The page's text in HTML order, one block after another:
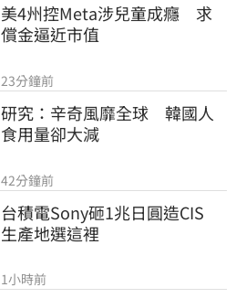
美4州控Meta涉兒童成癮　求
償金逼近市值
23分鐘前
研究：辛奇風靡全球　韓國人
食用量卻大減
42分鐘前
台積電Sony砸1兆日圓造CIS
生產地選這裡
1小時前